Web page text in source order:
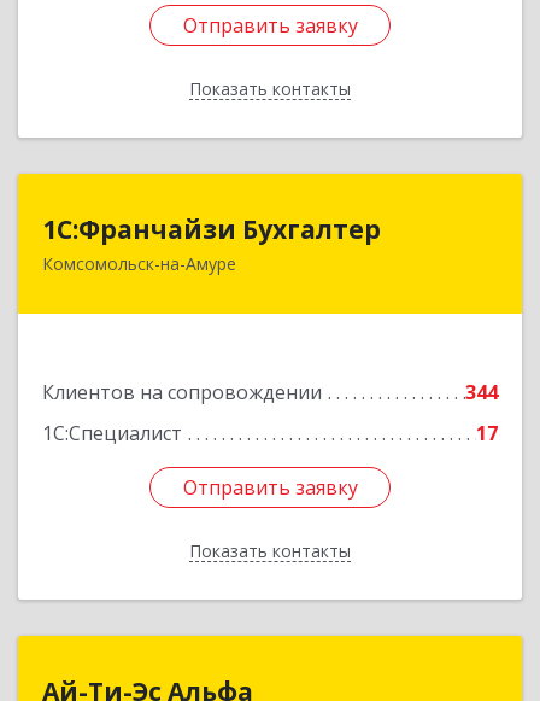
Отправить заявку
Показать контакты
Отправить заявку
Назад
1С:Франчайзи Бухгалтер
Комсомольск-на-Амуре
Клиентов на сопровождении
344
1С:Специалист
17
Отправить заявку
Показать контакты
1С:Франчайзи Бухгалтер
681000, Хабаровский край, Комсомольск-на-
Подробнее
Отправить заявку
Назад
Ай-Ти-Эс Альфа